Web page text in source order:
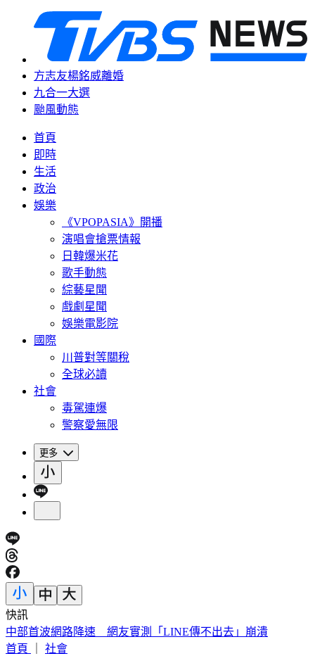
方志友楊銘威離婚
九合一大選
颱風動態
首頁
即時
生活
政治
娛樂
《VPOPASIA》開播
演唱會搶票情報
日韓爆米花
歌手動態
綜藝星聞
戲劇星聞
娛樂電影院
國際
川普對等關稅
全球必讀
社會
毒駕連爆
警察愛無限
更多
快訊
美製車降價你會心動嗎？民調顯示59%車主最擔心「這原因」
首頁
社會